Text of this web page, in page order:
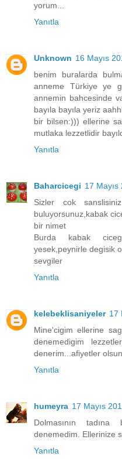
yorum...
Yanıtla
Unknown 16 Mayıs
benim buralarda
anneme Türkiye ye
annemin bahcesinde
bayıla bayıla yeriz
bir bilsen:))) ellerine
mutlaka lezzetlidir
Yanıtla
Baharcicegi 17
Sizler cok
buluyorsunuz,kabak
bir nimet
Burda kabak
yesek,peynirle degisik
sevgiler
Yanıtla
kelebeklisaniyeler 17
Mine'cigim ellerine
denemedigim
denerim...afiyetler
Yanıtla
humeyra 17 Mayıs
Dolmasının
denemedim. Ellerinize
Yanıtla